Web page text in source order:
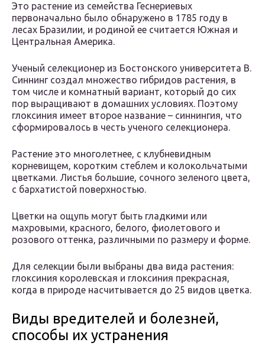
Это растение из семейства Геснериевых
первоначально было обнаружено в 1785 году в
лесах Бразилии, и родиной ее считается Южная и
Центральная Америка.
Ученый селекционер из Бостонского университета В.
Синнинг создал множество гибридов растения, в
том числе и комнатный вариант, который до сих
пор выращивают в домашних условиях. Поэтому
глоксиния имеет второе название – синнингия, что
сформировалось в честь ученого селекционера.
Растение это многолетнее, с клубневидным
корневищем, коротким стеблем и колокольчатыми
цветками. Листья большие, сочного зеленого цвета,
с бархатистой поверхностью.
Цветки на ощупь могут быть гладкими или
махровыми, красного, белого, фиолетового и
розового оттенка, различными по размеру и форме.
Для селекции были выбраны два вида растения:
глоксиния королевская и глоксиния прекрасная,
когда в природе насчитывается до 25 видов цветка.
Виды вредителей и болезней,
способы их устранения